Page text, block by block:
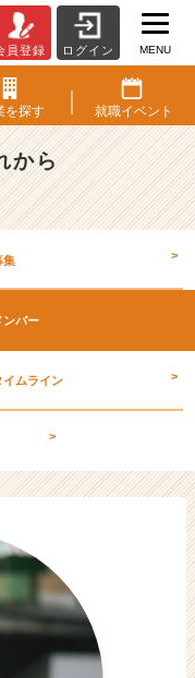
員登録 ログイン MENU
を探す 就職イベント
から
集 >
ンバー
イムライン >
>